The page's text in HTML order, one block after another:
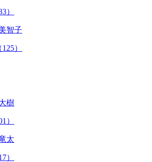
）
）
）
）